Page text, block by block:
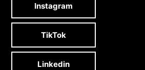
Instagram
TikTok
Linkedin